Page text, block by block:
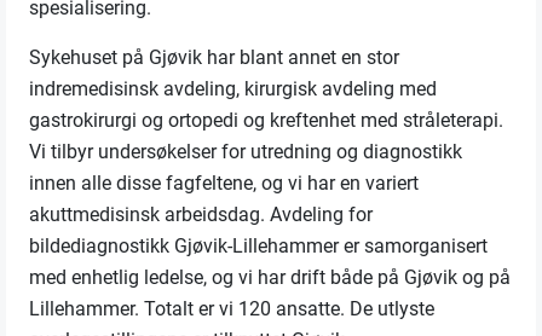
spesialisering.
Sykehuset på Gjøvik har blant annet en stor
indremedisinsk avdeling, kirurgisk avdeling med
gastrokirurgi og ortopedi og kreftenhet med stråleterapi.
Vi tilbyr undersøkelser for utredning og diagnostikk
innen alle disse fagfeltene, og vi har en variert
akuttmedisinsk arbeidsdag. Avdeling for
bildediagnostikk Gjøvik-Lillehammer er samorganisert
med enhetlig ledelse, og vi har drift både på Gjøvik og på
Lillehammer. Totalt er vi 120 ansatte. De utlyste